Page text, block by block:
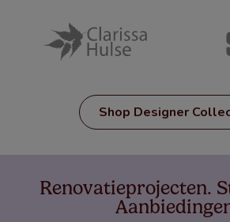
Shop Designer
Renovatieprojecten.